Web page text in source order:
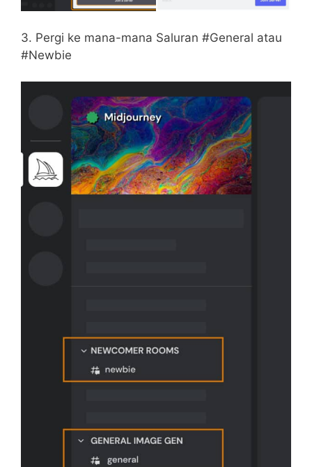
3. Pergi ke mana-mana Saluran #General atau
#Newbie